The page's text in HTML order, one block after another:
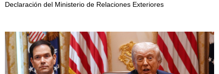
Declaración del Ministerio de Relaciones Exteriores